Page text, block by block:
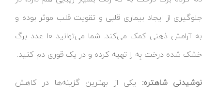
جلوگیری از ایجاد بیماری قلبی و تقویت قلب موثر بوده و
به آرامش ذهنی کمک می‌کند. شما می‌توانید ۱۰ عدد برگ
خشک شده درخت بِه را تهیه کرده و در یک قوری دم کنید.
نوشیدنی شاهتره: یکی از بهترین گزینه‌ها در کاهش